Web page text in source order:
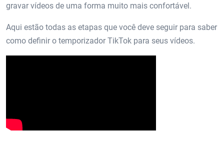
gravar vídeos de uma forma muito mais confortável.
Aqui estão todas as etapas que você deve seguir para saber
como definir o temporizador TikTok para seus vídeos.